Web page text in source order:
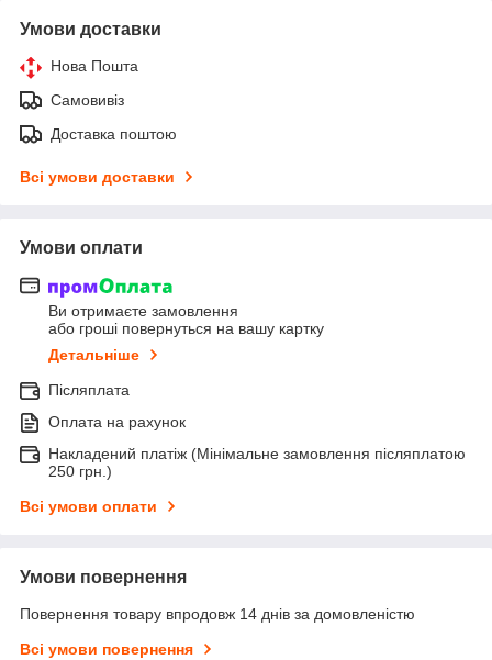
Умови доставки
Нова Пошта
Самовивіз
Доставка поштою
Всі умови доставки
Умови оплати
Ви отримаєте замовлення
або гроші повернуться на вашу картку
Детальніше
Післяплата
Оплата на рахунок
Накладений платіж (Мінімальне замовлення післяплатою
250 грн.)
Всі умови оплати
Умови повернення
Повернення товару впродовж 14 днів за домовленістю
Всі умови повернення